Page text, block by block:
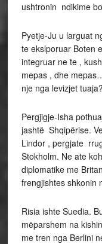
ushtronin ndikime
Pyetje-Ju u larguat
te ekslporuar Boten
integruar ne te ,
mepas , dhe
nje nga levizjet tuaja?
Pergjigje-Isha
jashtë Shqipërise.
Lindor , pergjate
Stokholm. Ne ate
diplomatike me
frengjishtes shkonin
Risia ishte Suedia.
mëparshem na
me tren nga Berlini